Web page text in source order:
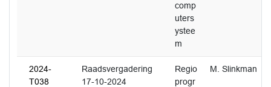
comp
uters
ystee
m
2024-
T038
Raadsvergadering
17-10-2024
Regio
progr
M. Slinkman